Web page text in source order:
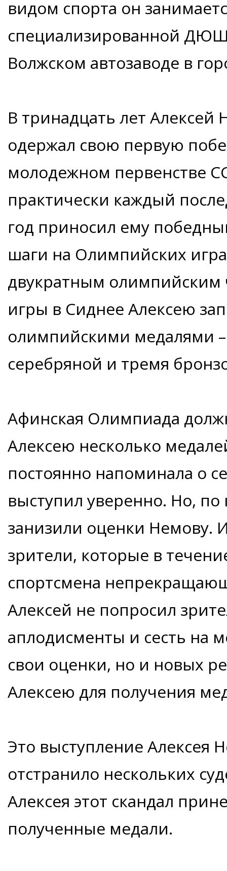
видом спорта он
специализированной
Волжском автозаводе в
В тринадцать лет Алексей
одержал свою первую
молодежном первенстве
практически каждый
год приносил ему
шаги на Олимпийских
двукратным
игры в Сиднее Алексею
олимпийскими медалями
серебряной и тремя
Афинская Олимпиада
Алексею несколько
постоянно напоминала о
выступил уверенно. Но,
занизили оценки Немову.
зрители, которые в
спортсмена
Алексей не попросил
аплодисменты и сесть на
свои оценки, но и новых
Алексею для получения
Это выступление Алексея
отстранило нескольких
Алексея этот скандал
полученные медали.